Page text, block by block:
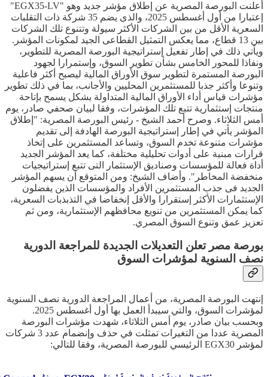
أعلنت البورصة المصرية عن إطلاق مؤشر جديد وهو "EGX35-LV"
إعتبارا من أول أغسطس 2025، والذى يضم 35 شركة ذات التقلبات
السعرية الأقل من بين الشركات الأكثر سيولة وتتنوع تلك الشركات
بين 13 قطاع، مما يعكس التمثيل القطاعى الجيد لمكونات المؤشر.
ويأتي ذلك في إطار تفعيل إستراتيجية البورصة المصرية للتطوير،
ونفاذا للمحور الخامس بشأن تطوير السوق، وإستمرارا لجهود
البورصة المستمرة لتطوير سوق الأوراق المالية ليصبح أكثر فاعلية
وتنوعا وأكثر جذبا للمستثمرين المحليين والأجانب، بما في ذلك تطوير
مؤشرات قياس أداء الأوراق المالية المتداولة بشكل يسمح بإتاحة
منتجات إستثمارية تتبع تلك المؤشرات، وفقا لبيان صحفي صادر، يوم
أمس الثلاثاء. وصرح أحمد الشيخ - رئيس البورصة المصرية: "إطلاق
المؤشر يأتي في إطار إستراتيجية البورصة الهادفة إلى تقديم
مؤشرات متنوعة تخدم السوق، وتساعد المستثمرين على إتخاذ
قرارات مبنية على أدوات تحليلية مختلفة، كما يعد المؤشر الجديد
أداة فعالة للمؤسسات وصناديق الإستثمار التى تتبع إستراتيجيات
منخفضة المخاطر". وأضاف الشيخ: ومن المتوقع أن يسهم المؤشر
الجديد فى جذب المستثمرين الأفراد والمؤسسات الذين يفضلون
الإستثمارات الأكثر إستقرارا والأقل إنخفاضا في التذبذبات السعرية،
كما يمكن المستثمرين من تنويع محافظهم الإستثمارية، ومن ثم
تعزيز عمق وتنوع السوق المصري.
بورصة مصر تعلن التعديلات الجديدة للمراجعة الدورية
نصف السنوية لمؤشرات السوق
إنتهت البورصة المصرية، من أعمال المراجعة الدورية نصف السنوية
لمؤشرات السوق، والتي سيبدأ العمل بها أول أغسطس 2025.
وبحسب بيان صادر، يوم أمس الثلاثاء، شهدت مؤشرات البورصة
المصرية عددا من التغيرات تمثلت في حذف وإنضمام عدد 3 شركات
لمؤشر EGX30 الرئيسي للبورصة المصرية، وفقا للتالي: